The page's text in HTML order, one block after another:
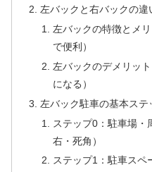
左バックと右バックの
左バックの特徴とメ
で便利）
左バックのデメリッ
になる）
左バック駐車の基本ステ
ステップ0：駐車場・
右・死角）
ステップ1：駐車スペ